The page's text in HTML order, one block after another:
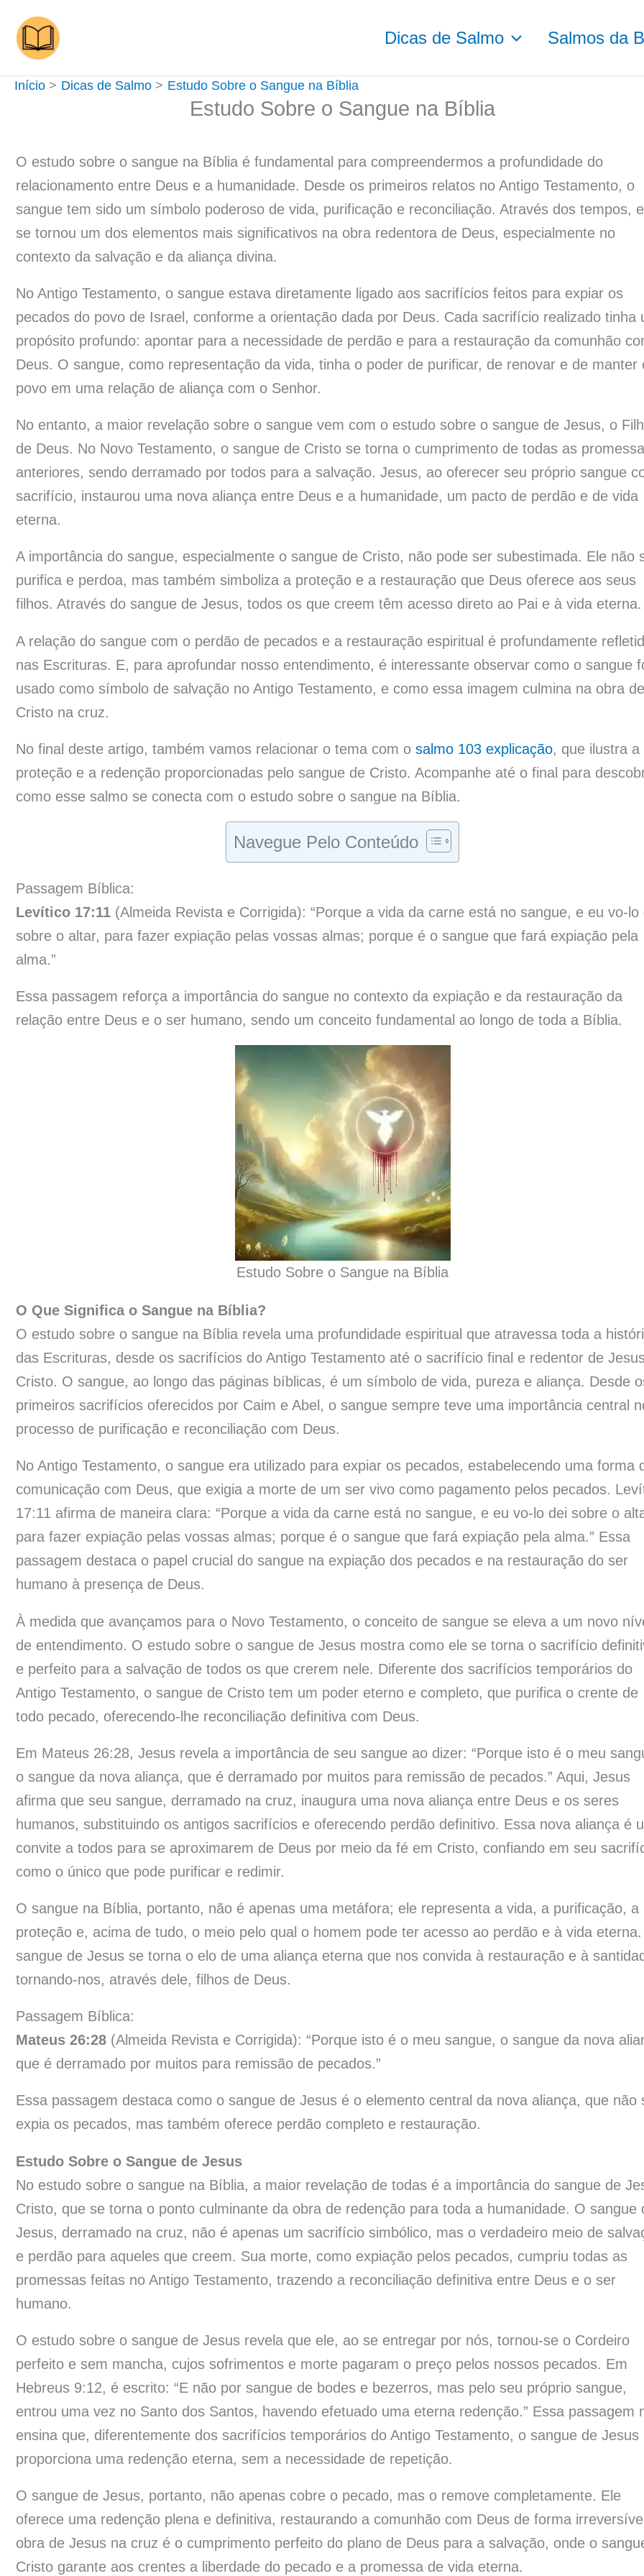
para
conteúdo
Dicas de Salmo Salmos da
Início Dicas de Salmo Estudo Sobre o Sangue na Bíblia
Estudo Sobre o Sangue na Bíblia
O estudo sobre o sangue na Bíblia é fundamental para compreendermos a profundidade do
relacionamento entre Deus e a humanidade. Desde os primeiros relatos no Antigo Testamento, o
sangue tem sido um símbolo poderoso de vida, purificação e reconciliação. Através dos tempos,
se tornou um dos elementos mais significativos na obra redentora de Deus, especialmente no
contexto da salvação e da aliança divina.
No Antigo Testamento, o sangue estava diretamente ligado aos sacrifícios feitos para expiar os
pecados do povo de Israel, conforme a orientação dada por Deus. Cada sacrifício realizado tinha
propósito profundo: apontar para a necessidade de perdão e para a restauração da comunhão
Deus. O sangue, como representação da vida, tinha o poder de purificar, de renovar e de manter
povo em uma relação de aliança com o Senhor.
No entanto, a maior revelação sobre o sangue vem com o estudo sobre o sangue de Jesus, o
de Deus. No Novo Testamento, o sangue de Cristo se torna o cumprimento de todas as
anteriores, sendo derramado por todos para a salvação. Jesus, ao oferecer seu próprio sangue
sacrifício, instaurou uma nova aliança entre Deus e a humanidade, um pacto de perdão e de vida
eterna.
A importância do sangue, especialmente o sangue de Cristo, não pode ser subestimada. Ele não
purifica e perdoa, mas também simboliza a proteção e a restauração que Deus oferece aos seus
filhos. Através do sangue de Jesus, todos os que creem têm acesso direto ao Pai e à vida eterna.
A relação do sangue com o perdão de pecados e a restauração espiritual é profundamente
nas Escrituras. E, para aprofundar nosso entendimento, é interessante observar como o sangue
usado como símbolo de salvação no Antigo Testamento, e como essa imagem culmina na obra de
Cristo na cruz.
No final deste artigo, também vamos relacionar o tema com o salmo 103 explicação, que ilustra a
proteção e a redenção proporcionadas pelo sangue de Cristo. Acompanhe até o final para
como esse salmo se conecta com o estudo sobre o sangue na Bíblia.
Navegue Pelo Conteúdo
Passagem Bíblica:
Levítico 17:11 (Almeida Revista e Corrigida): “Porque a vida da carne está no sangue, e eu vo-lo
sobre o altar, para fazer expiação pelas vossas almas; porque é o sangue que fará expiação pela
alma.”
Essa passagem reforça a importância do sangue no contexto da expiação e da restauração da
relação entre Deus e o ser humano, sendo um conceito fundamental ao longo de toda a Bíblia.
Estudo Sobre o Sangue na Bíblia
O Que Significa o Sangue na Bíblia?
O estudo sobre o sangue na Bíblia revela uma profundidade espiritual que atravessa toda a
das Escrituras, desde os sacrifícios do Antigo Testamento até o sacrifício final e redentor de
Cristo. O sangue, ao longo das páginas bíblicas, é um símbolo de vida, pureza e aliança. Desde
primeiros sacrifícios oferecidos por Caim e Abel, o sangue sempre teve uma importância central
processo de purificação e reconciliação com Deus.
No Antigo Testamento, o sangue era utilizado para expiar os pecados, estabelecendo uma forma
comunicação com Deus, que exigia a morte de um ser vivo como pagamento pelos pecados.
17:11 afirma de maneira clara: “Porque a vida da carne está no sangue, e eu vo-lo dei sobre o
para fazer expiação pelas vossas almas; porque é o sangue que fará expiação pela alma.” Essa
passagem destaca o papel crucial do sangue na expiação dos pecados e na restauração do ser
humano à presença de Deus.
À medida que avançamos para o Novo Testamento, o conceito de sangue se eleva a um novo
de entendimento. O estudo sobre o sangue de Jesus mostra como ele se torna o sacrifício
e perfeito para a salvação de todos os que crerem nele. Diferente dos sacrifícios temporários do
Antigo Testamento, o sangue de Cristo tem um poder eterno e completo, que purifica o crente de
todo pecado, oferecendo-lhe reconciliação definitiva com Deus.
Em Mateus 26:28, Jesus revela a importância de seu sangue ao dizer: “Porque isto é o meu
o sangue da nova aliança, que é derramado por muitos para remissão de pecados.” Aqui, Jesus
afirma que seu sangue, derramado na cruz, inaugura uma nova aliança entre Deus e os seres
humanos, substituindo os antigos sacrifícios e oferecendo perdão definitivo. Essa nova aliança é
convite a todos para se aproximarem de Deus por meio da fé em Cristo, confiando em seu
como o único que pode purificar e redimir.
O sangue na Bíblia, portanto, não é apenas uma metáfora; ele representa a vida, a purificação, a
proteção e, acima de tudo, o meio pelo qual o homem pode ter acesso ao perdão e à vida
sangue de Jesus se torna o elo de uma aliança eterna que nos convida à restauração e à
tornando-nos, através dele, filhos de Deus.
Passagem Bíblica:
Mateus 26:28 (Almeida Revista e Corrigida): “Porque isto é o meu sangue, o sangue da nova
que é derramado por muitos para remissão de pecados.”
Essa passagem destaca como o sangue de Jesus é o elemento central da nova aliança, que não
expia os pecados, mas também oferece perdão completo e restauração.
Estudo Sobre o Sangue de Jesus
No estudo sobre o sangue na Bíblia, a maior revelação de todas é a importância do sangue de
Cristo, que se torna o ponto culminante da obra de redenção para toda a humanidade. O sangue
Jesus, derramado na cruz, não é apenas um sacrifício simbólico, mas o verdadeiro meio de
e perdão para aqueles que creem. Sua morte, como expiação pelos pecados, cumpriu todas as
promessas feitas no Antigo Testamento, trazendo a reconciliação definitiva entre Deus e o ser
humano.
O estudo sobre o sangue de Jesus revela que ele, ao se entregar por nós, tornou-se o Cordeiro
perfeito e sem mancha, cujos sofrimentos e morte pagaram o preço pelos nossos pecados. Em
Hebreus 9:12, é escrito: “E não por sangue de bodes e bezerros, mas pelo seu próprio sangue,
entrou uma vez no Santo dos Santos, havendo efetuado uma eterna redenção.” Essa passagem
ensina que, diferentemente dos sacrifícios temporários do Antigo Testamento, o sangue de Jesus
proporciona uma redenção eterna, sem a necessidade de repetição.
O sangue de Jesus, portanto, não apenas cobre o pecado, mas o remove completamente. Ele
oferece uma redenção plena e definitiva, restaurando a comunhão com Deus de forma
obra de Jesus na cruz é o cumprimento perfeito do plano de Deus para a salvação, onde o
Cristo garante aos crentes a liberdade do pecado e a promessa de vida eterna.